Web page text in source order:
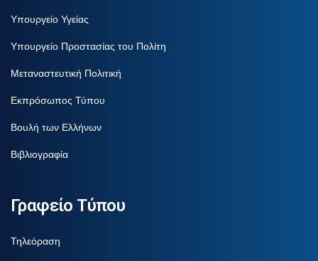
Υπουργείο Υγείας
Υπουργείο Προστασίας του Πολίτη
Μεταναστευτική Πολιτική
Εκπρόσωπος Τύπου
Βουλή των Ελλήνων
Βιβλιογραφία
Γραφείο Τύπου
Τηλεόραση